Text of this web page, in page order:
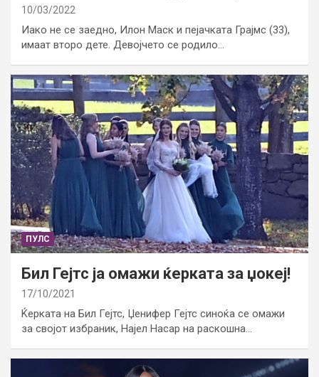
10/03/2022
Иако не се заедно, Илон Маск и пејачката Грајмс (33),
имаат второ дете. Девојчето се родило…
ПУЛС
Бил Гејтс ја омажи ќерката за џокеј!
17/10/2021
Ќерката на Бил Гејтс, Џенифер Гејтс синоќа се омажи
за својот избраник, Најел Насар на раскошна…